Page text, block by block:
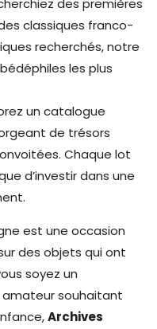
des premières
classiques franco-
recherchés, notre
les plus
un catalogue
de trésors
Chaque lot
d’investir dans une
est une occasion
des objets qui ont
soyez un
amateur souhaitant
Archives